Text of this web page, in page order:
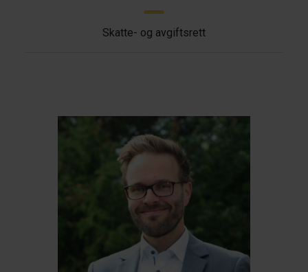
Skatte- og avgiftsrett